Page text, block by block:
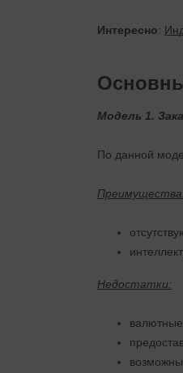
Интересно:
Модель 1.
По данной
Недостатки: